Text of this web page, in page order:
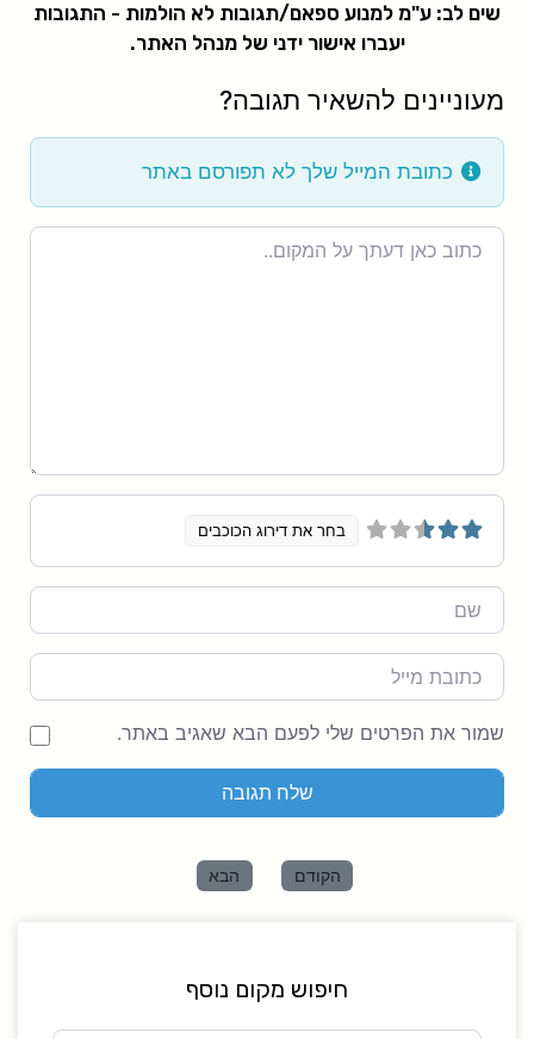
שים לב: ע"מ למנוע ספאם/תגובות לא הולמות - התגובות
יעברו אישור ידני של מנהל האתר.
מעוניינים להשאיר תגובה?
כתובת המייל שלך לא תפורסם באתר
Review
text
בחר את דירוג הכוכבים
Name
מייל
שמור את הפרטים שלי לפעם הבא שאגיב באתר.
הקודם הבא
חיפוש מקום נוסף